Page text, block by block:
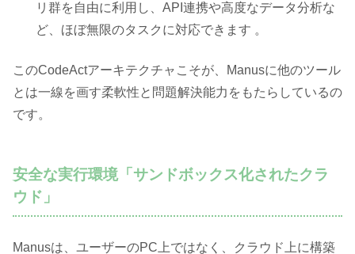
リ群を自由に利用し、API連携や高度なデータ分析な
ど、ほぼ無限のタスクに対応できます 。
このCodeActアーキテクチャこそが、Manusに他のツール
とは一線を画す柔軟性と問題解決能力をもたらしているの
です。
安全な実行環境「サンドボックス化されたクラ
ウド」
Manusは、ユーザーのPC上ではなく、クラウド上に構築